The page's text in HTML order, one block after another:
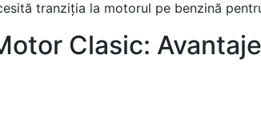
tranziția la motorul pe benzină
Clasic: